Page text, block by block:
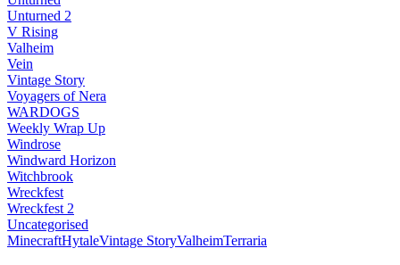
Unturned 2
V Rising
Valheim
Vein
Vintage Story
Voyagers of Nera
WARDOGS
Weekly Wrap Up
Windrose
Windward Horizon
Witchbrook
Wreckfest
Wreckfest 2
Uncategorised
MinecraftHytaleVintage StoryValheimTerraria